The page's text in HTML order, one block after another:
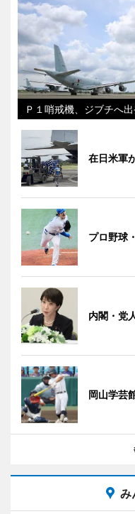
Ｐ１哨戒機、ジブチへ
在日米軍
プロ野球
内閣・党
岡山学芸
み